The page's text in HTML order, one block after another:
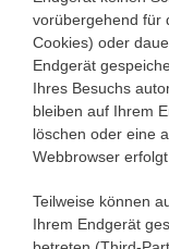
vorübergehend für
Cookies) oder
Endgerät
Ihres Besuchs
bleiben auf Ihrem
löschen oder eine
Webbrowser erfolgt.
Teilweise können
Ihrem Endgerät